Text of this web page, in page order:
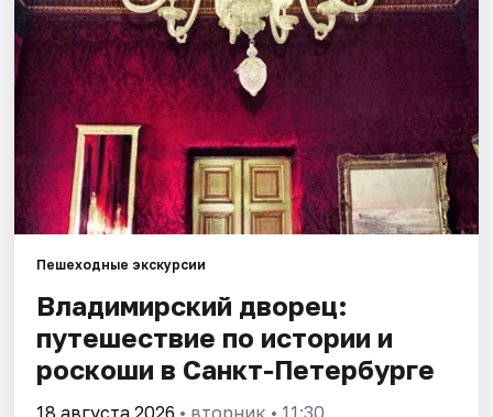
Рейтинги
Пешеходные экскурсии
Владимирский дворец:
путешествие по истории и
роскоши в Санкт-Петербурге
18 августа 2026 • вторник • 11:30